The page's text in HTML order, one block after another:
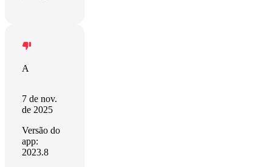
A
7 de nov.
de 2025
Versão do
app:
2023.8